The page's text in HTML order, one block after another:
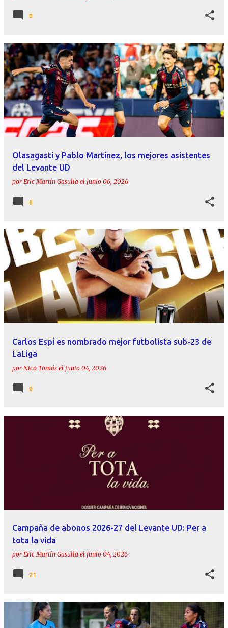
0
Olasagasti y Pablo Martínez, los mejores asistentes
del Levante UD
por Eric Martín Gasulla el junio 06, 2026
0
Carlos Espí es nombrado mejor futbolista sub-23 de
LaLiga
por Nico Tomás el junio 04, 2026
0
Campaña de abonos 2026-27 del Levante UD: Per a
tota la vida
por Eric Martín Gasulla el junio 04, 2026
21